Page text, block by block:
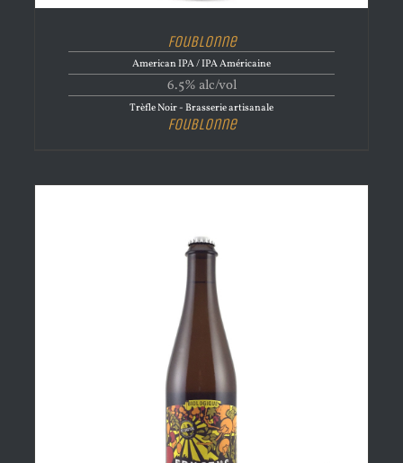
Foublonne
American IPA / IPA Américaine
6.5% alc/vol
Trèfle Noir - Brasserie artisanale
Foublonne